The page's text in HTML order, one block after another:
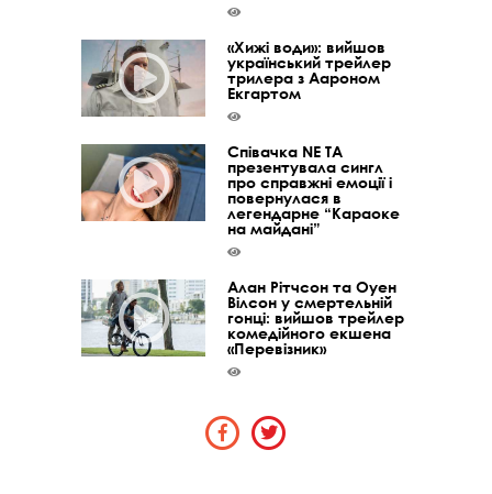
«Хижі води»: вийшов
український трейлер
трилера з Аароном
Екгартом
Співачка NE TA
презентувала сингл
про справжні емоції і
повернулася в
легендарне “Караоке
на майдані”
Алан Рітчсон та Оуен
Вілсон у смертельній
гонці: вийшов трейлер
комедійного екшена
«Перевізник»